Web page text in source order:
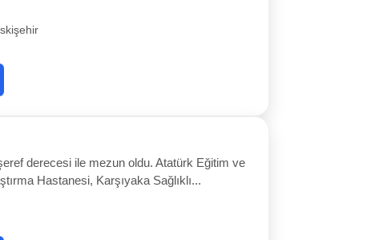
derecesi ile mezun oldu. Atatürk Eğitim ve
Hastanesi, Karşıyaka Sağlıklı...